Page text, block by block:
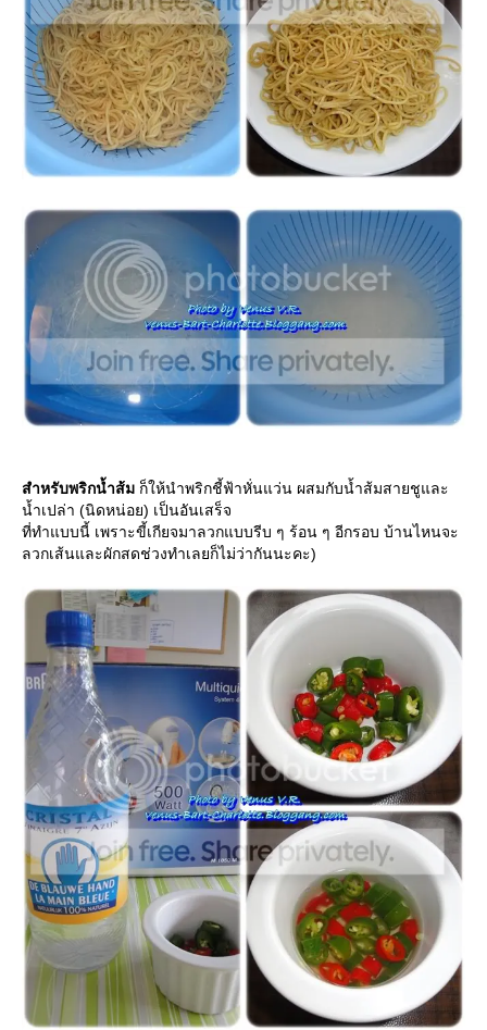
สำหรับพริกน้ำส้ม ก็ให้นำพริกชี้ฟ้าหั่นแว่น ผสมกับน้ำส้มสายชูและ
น้ำเปล่า (นิดหน่อย) เป็นอันเสร็จ
ที่ทำแบบนี้ เพราะขี้เกียจมาลวกแบบรีบ ๆ ร้อน ๆ อีกรอบ บ้านไหนจะ
ลวกเส้นและผักสดช่วงทำเลยก็ไม่ว่ากันนะคะ)